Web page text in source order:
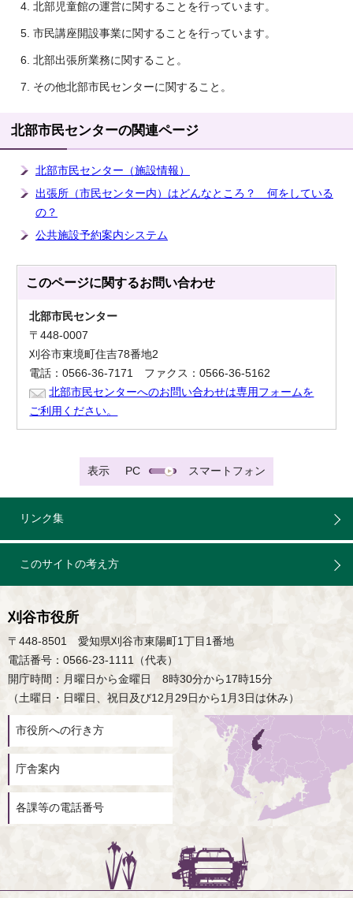
北部児童館の運営に関することを行っています。
市民講座開設事業に関することを行っています。
北部出張所業務に関すること。
その他北部市民センターに関すること。
北部市民センターの関連ページ
北部市民センター（施設情報）
出張所（市民センター内）はどんなところ？ 何をしている
の？
公共施設予約案内システム
このページに関するお問い合わせ
北部市民センター
〒448-0007
刈谷市東境町住吉78番地2
電話：0566-36-7171 ファクス：0566-36-5162
北部市民センターへのお問い合わせは専用フォームを
ご利用ください。
表示 PC スマートフォン
リンク集
このサイトの考え方
刈谷市役所
〒448-8501 愛知県刈谷市東陽町1丁目1番地
電話番号：0566-23-1111（代表）
開庁時間：月曜日から金曜日 8時30分から17時15分
（土曜日・日曜日、祝日及び12月29日から1月3日は休み）
市役所への行き方
庁舎案内
各課等の電話番号